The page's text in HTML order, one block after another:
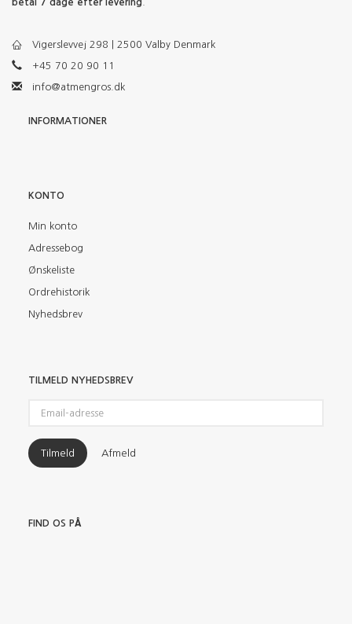
Vigerslevvej 298 | 2500 Valby Denmark
+45 70 20 90 11
info@atmengros.dk
INFORMATIONER
KONTO
Min konto
Adressebog
Ønskeliste
Ordrehistorik
Nyhedsbrev
TILMELD NYHEDSBREV
adresse
Tilmeld Afmeld
FIND OS PÅ